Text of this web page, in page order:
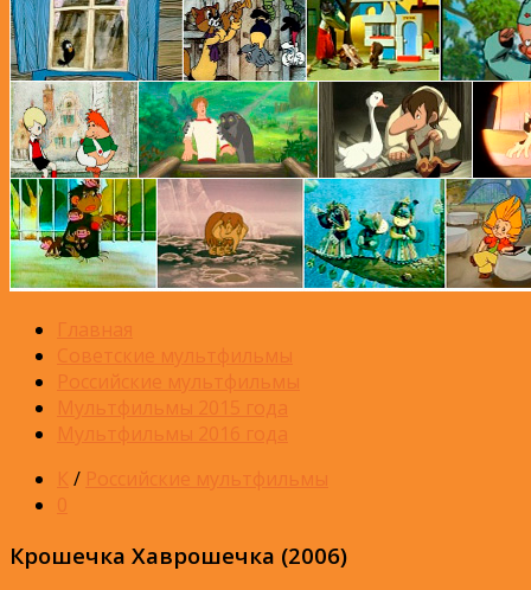
Главная
Советские мультфильмы
Российские мультфильмы
Мультфильмы 2015 года
Мультфильмы 2016 года
К / Российские мультфильмы
0
Крошечка Хаврошечка (2006)